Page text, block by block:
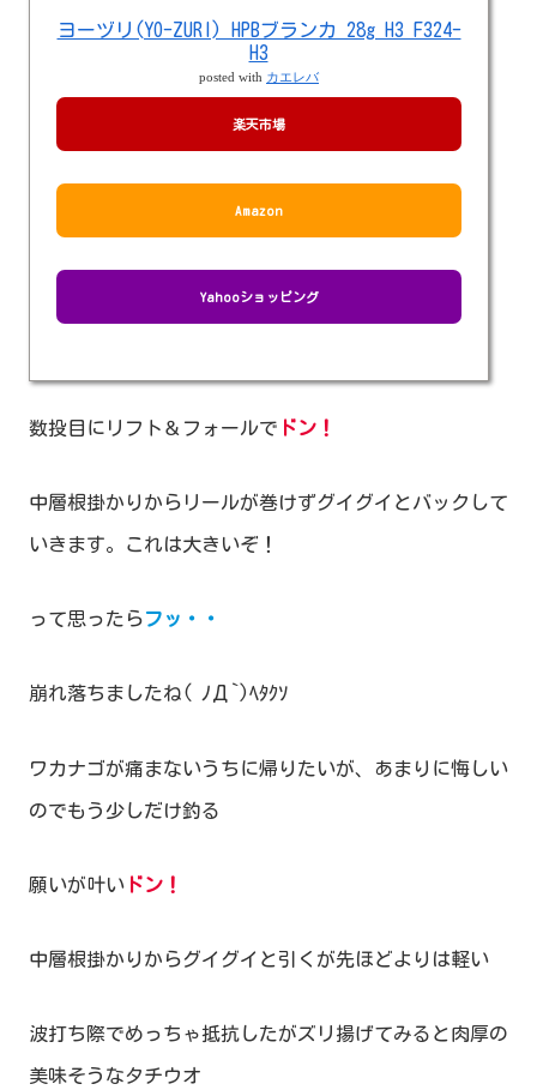
ヨーヅリ(YO-ZURI) HPBブランカ 28g H3 F324-
H3
posted with カエレバ
楽天市場
Amazon
Yahooショッピング
数投目にリフト＆フォールで ドン！
中層根掛かりからリールが巻けずグイグイとバックして
いきます。これは大きいぞ！
って思ったらフ ッ・・
崩れ落ちましたね( ﾉД`)ﾍﾀｸｿ
ワカナゴが痛まないうちに帰りたいが、あまりに悔しい
のでもう少しだけ釣る
願いが叶い ドン！
中層根掛かりからグイグイと引くが先ほどよりは軽い
波打ち際でめっちゃ抵抗したがズリ揚げてみると肉厚の
美味そうなタチウオ